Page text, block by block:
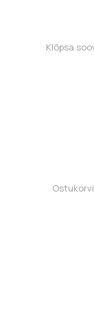
Klõpsa